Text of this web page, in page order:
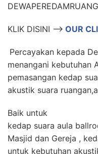
KLIK DISINI –> OUR
Percayakan kepada
menangani kebutuhan
pemasangan kedap
akustik suara
Baik untuk
kedap suara aula
Masjid dan Gereja ,
untuk kebutuhan